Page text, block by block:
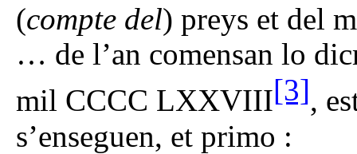
(compte del) preys et del
… de l’an comensan lo
mil CCCC LXXVIII[3],
s’enseguen, et primo :